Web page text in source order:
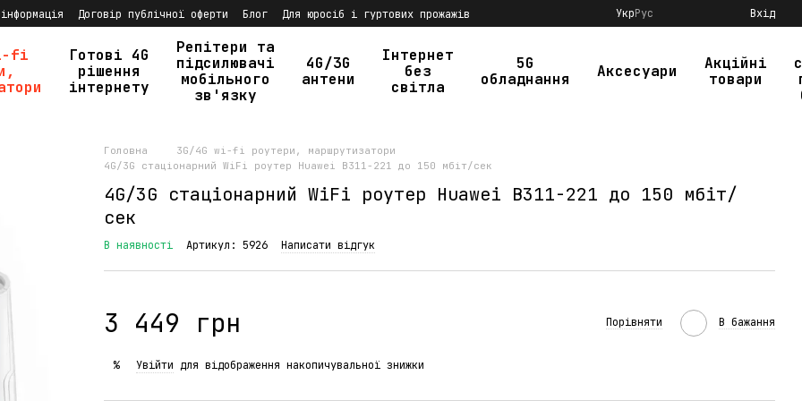
Договір публічної оферти Блог
Для юросіб і гуртових прожажів
УкрРус Вхід
fi
Готові 4G
рішення
інтернету
Репітери та
підсилювачі
мобільного
зв'язку
4G/3G
антени
Інтернет
без
світла
5G
обладнання
Аксесуари
Акційні
товари
Головна
3G/4G wi-fi роутери, маршрутизатори
4G/3G стаціонарний WiFi роутер Huawei B311-221 до 150 мбіт/сек
4G/3G стаціонарний WiFi роутер Huawei B311-221 до 150 мбіт/
сек
В наявності Артикул: 5926 Написати відгук
3 449 грн Порівняти В бажання
% Увійти для відображення накопичувальної знижки